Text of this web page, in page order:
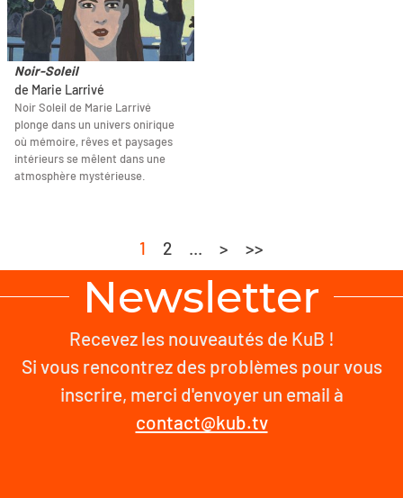
Noir-Soleil
de Marie Larrivé
Noir Soleil de Marie Larrivé
plonge dans un univers onirique
où mémoire, rêves et paysages
intérieurs se mêlent dans une
atmosphère mystérieuse.
1 2 ... > >>
Newsletter
Recevez les nouveautés de KuB !
Si vous rencontrez des problèmes pour vous
inscrire, merci d'envoyer un email à
contact@kub.tv